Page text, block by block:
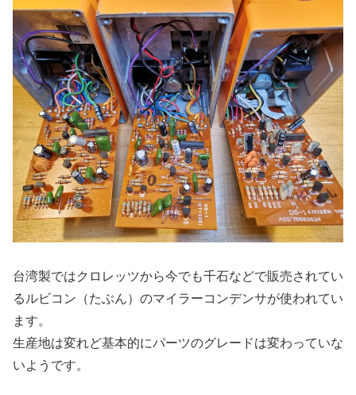
台湾製ではクロレッツから今でも千石などで販売されてい
るルビコン（たぶん）のマイラーコンデンサが使われてい
ます。
生産地は変れど基本的にパーツのグレードは変わっていな
いようです。